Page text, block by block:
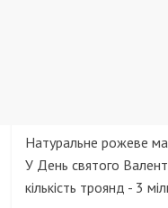
Натуральне рожеве
У День святого
кількість троянд - 3